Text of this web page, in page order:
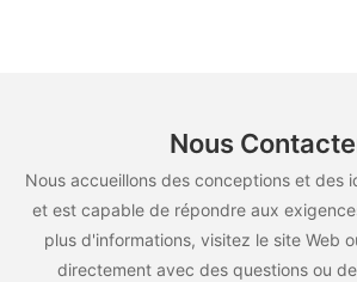
Nous
Nous accueillons des conceptions et des
et est capable de répondre aux
plus d'informations, visitez le site Web
directement avec des questions ou